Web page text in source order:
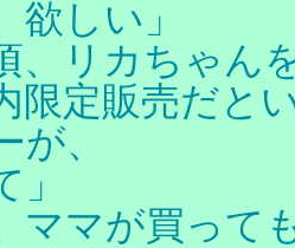
欲しい」
、リカちゃん
限定販売だと
が、
」
ママが買って